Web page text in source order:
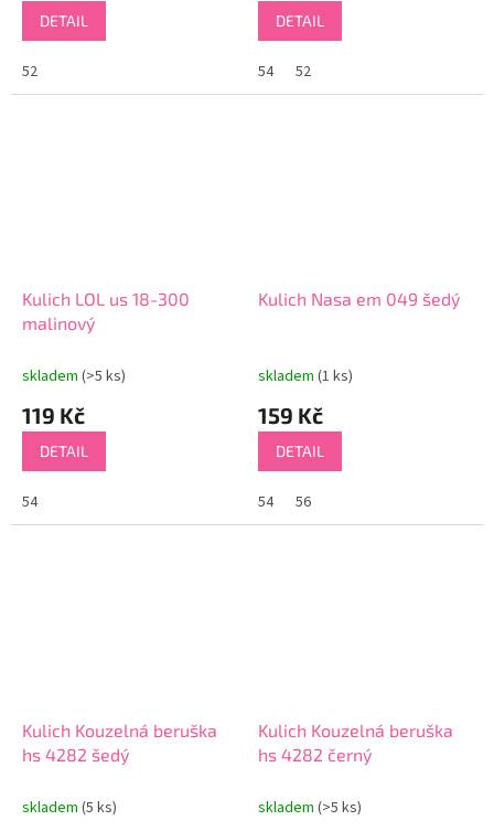
DETAIL
52
DETAIL
54 52
Kulich LOL us 18-300
malinový
skladem (>5 ks)
119 Kč
DETAIL
54
Kulich Nasa em 049 šedý
skladem (1 ks)
159 Kč
DETAIL
54 56
Kulich Kouzelná beruška
hs 4282 šedý
skladem (5 ks)
Kulich Kouzelná beruška
hs 4282 černý
skladem (>5 ks)